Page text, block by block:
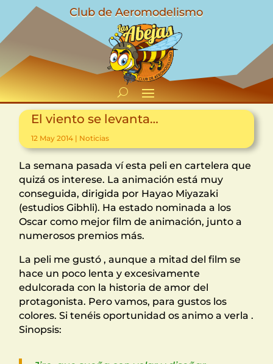
Club de Aeromodelismo
El viento se levanta…
12 May 2014 | Noticias
La semana pasada ví esta peli en cartelera que
quizá os interese. La animación está muy
conseguida, dirigida por Hayao Miyazaki
(estudios Gibhli). Ha estado nominada a los
Oscar como mejor film de animación, junto a
numerosos premios más.
La peli me gustó , aunque a mitad del film se
hace un poco lenta y excesivamente
edulcorada con la historia de amor del
protagonista. Pero vamos, para gustos los
colores. Si tenéis oportunidad os animo a verla .
Sinopsis: